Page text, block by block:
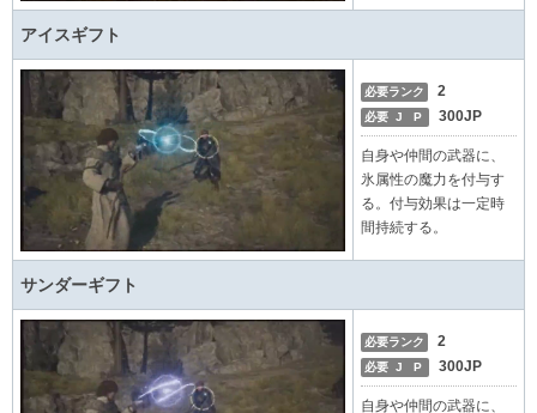
アイスギフト
必要ランク 2
必要 J P 300JP
自身や仲間の武器に、
氷属性の魔力を付与す
る。付与効果は一定時
間持続する。
サンダーギフト
必要ランク 2
必要 J P 300JP
自身や仲間の武器に、